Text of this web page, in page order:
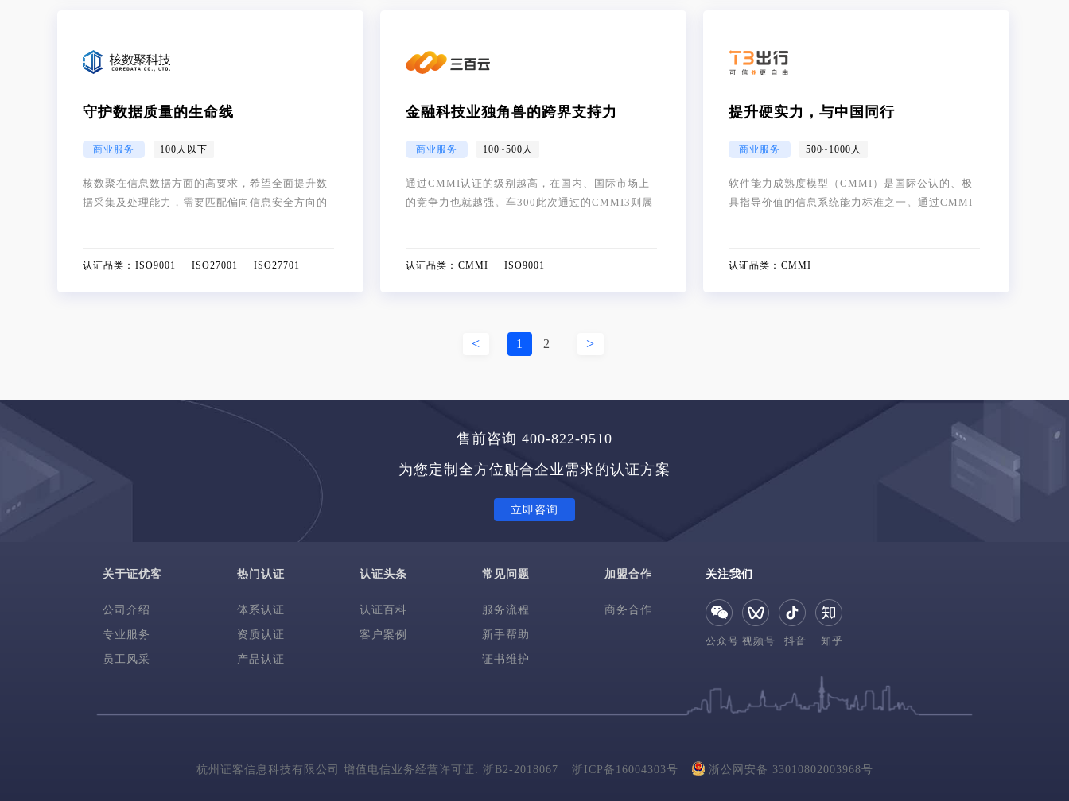
守护数据质量的生命线
商业服务 100人以下
核数聚在信息数据方面的高要求，希望全面提升数
据采集及处理能力，需要匹配偏向信息安全方向的
展。
认证品类： ISO9001 ISO27001 ISO27701
金融科技业独角兽的跨界支持力
商业服务 100~500人
通过CMMI认证的级别越高，在国内、国际市场上
的竞争力也就越强。车300此次通过的CMMI3则属
身的标准流程
认证品类： CMMI ISO9001
提升硬实力，与中国同行
商业服务 500~1000人
软件能力成熟度模型（CMMI）是国际公认的、极
具指导价值的信息系统能力标准之一。通过CMMI
台”的目标更进一步
认证品类： CMMI
< 1 2 >
售前咨询 400-822-9510
为您定制全方位贴合企业需求的认证方案
立即咨询
关于证优客
公司介绍
专业服务
员工风采
热门认证
体系认证
资质认证
产品认证
认证头条
认证百科
客户案例
常见问题
服务流程
新手帮助
证书维护
加盟合作
商务合作
关注我们
公众号 视频号 抖音 知乎
杭州证客信息科技有限公司 增值电信业务经营许可证: 浙B2-2018067 浙ICP备16004303号 浙公网安备 33010802003968号